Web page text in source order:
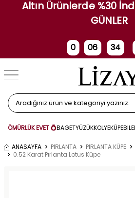
Altın Ürünlerde %30
GÜNLER
0
Gün
06
Saat
34
ÖMÜRLÜK EVET 💍BAGETYÜZÜKKOLYEKÜPE
ANASAYFA PIRLANTA PIRLANTA KÜPE
0.52 Karat Pırlanta Lotus Küpe